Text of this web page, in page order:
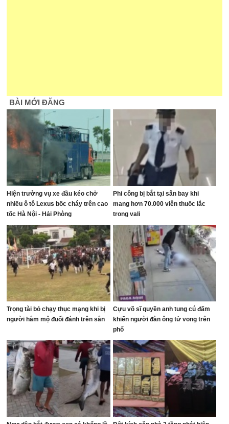
BÀI MỚI ĐĂNG
Hiện trường vụ xe đầu kéo chở
nhiều ô tô Lexus bốc cháy trên cao
tốc Hà Nội - Hải Phòng
Phi công bị bắt tại sân bay khi
mang hơn 70.000 viên thuốc lắc
trong vali
Trọng tài bỏ chạy thục mạng khi bị
người hâm mộ đuổi đánh trên sân
Cựu võ sĩ quyền anh tung cú đấm
khiến người đàn ông tử vong trên
phố